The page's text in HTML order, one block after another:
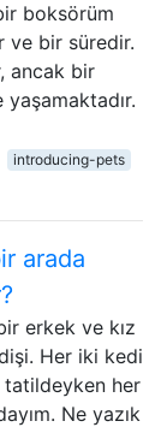
boksörüm
ve bir süredir.
ancak bir
introducing-pets
arada
erkek ve kız
Her iki kedi
tatildeyken her
Ne yazık